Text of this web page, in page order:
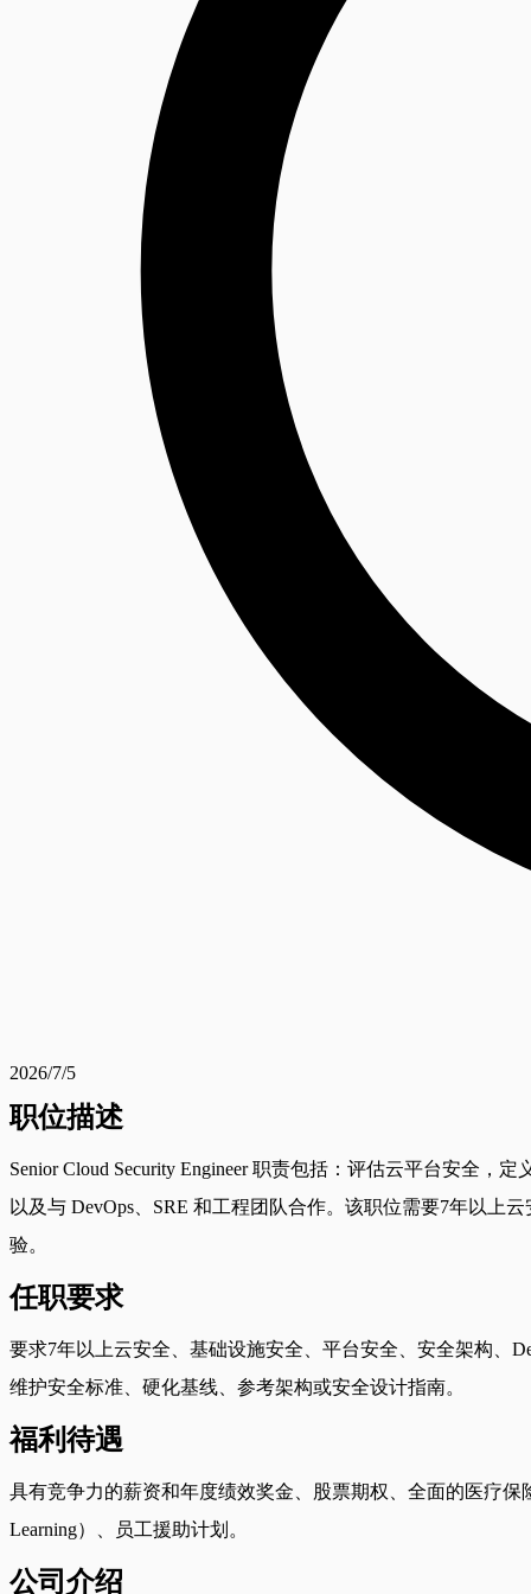
2026/7/5
职位描述
Senior Cloud Security Engineer 职责包括：评估云平台安全
以及与 DevOps、SRE 和工程团队合作。该职位需要7年以上
验。
任职要求
要求7年以上云安全、基础设施安全、平台安全、安全架构、
维护安全标准、硬化基线、参考架构或安全设计指南。
福利待遇
具有竞争力的薪资和年度绩效奖金、股票期权、全面的医疗保
Learning）、员工援助计划。
公司介绍